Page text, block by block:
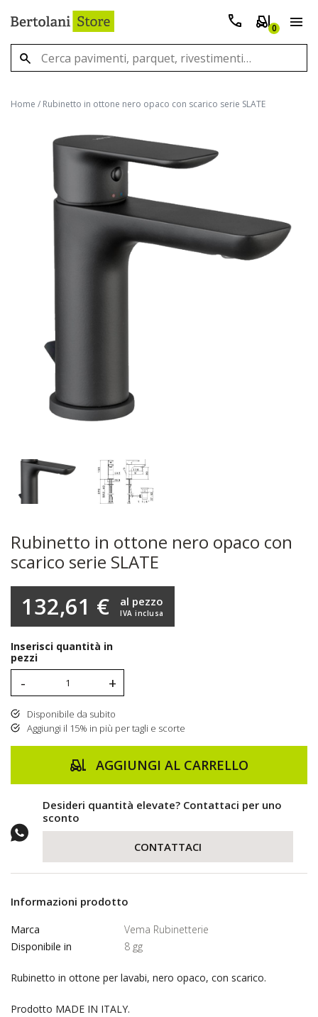
0
Home / Rubinetto in ottone nero opaco con scarico serie SLATE
Rubinetto in ottone nero opaco con
scarico serie SLATE
132,61 € IVA inclusa
al pezzo
Inserisci quantità in
pezzi
- +
Disponibile da subito
Aggiungi il 15% in più per tagli e scorte
AGGIUNGI AL CARRELLO
Desideri quantità elevate? Contattaci per uno
sconto
CONTATTACI
Informazioni prodotto
Marca
Vema Rubinetterie
Disponibile in
8 gg
Rubinetto in ottone per lavabi, nero opaco, con scarico.
Prodotto MADE IN ITALY.